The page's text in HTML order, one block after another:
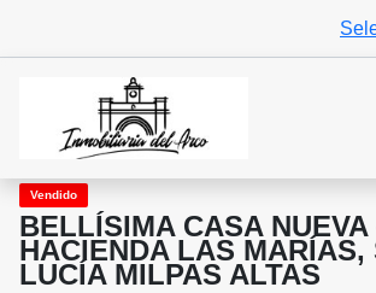
Vendido
BELLÍSIMA CASA NUEVA
HACIENDA LAS MARÍAS,
LUCÍA MILPAS ALTAS